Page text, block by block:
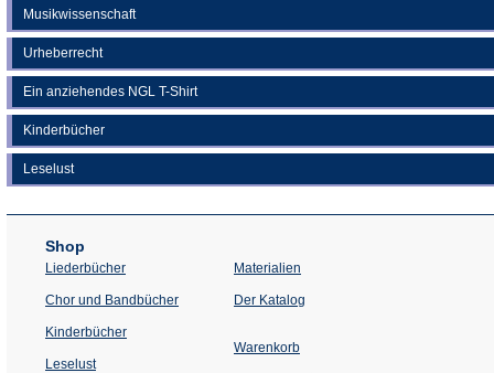
Musikwissenschaft
Urheberrecht
Ein anziehendes NGL T-Shirt
Kinderbücher
Leselust
Shop
Liederbücher
Chor und Bandbücher
Kinderbücher
Leselust
Materialien
Der Katalog
Warenkorb